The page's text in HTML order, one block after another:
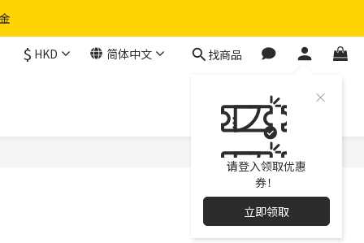
$ HKD 简体中文 找商品
请登入领取优惠
券！
立即领取